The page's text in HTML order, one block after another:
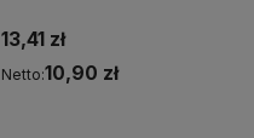
13,41 zł
Netto:10,90 zł